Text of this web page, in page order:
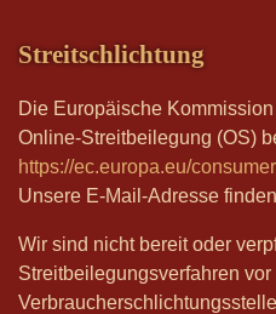
Streitschlichtung
Die Europäische
Online-Streitbeilegung (OS)
https://ec.europa.eu/
Unsere E-Mail-Adresse
Wir sind nicht bereit oder
Streitbeilegungsverfahren vor